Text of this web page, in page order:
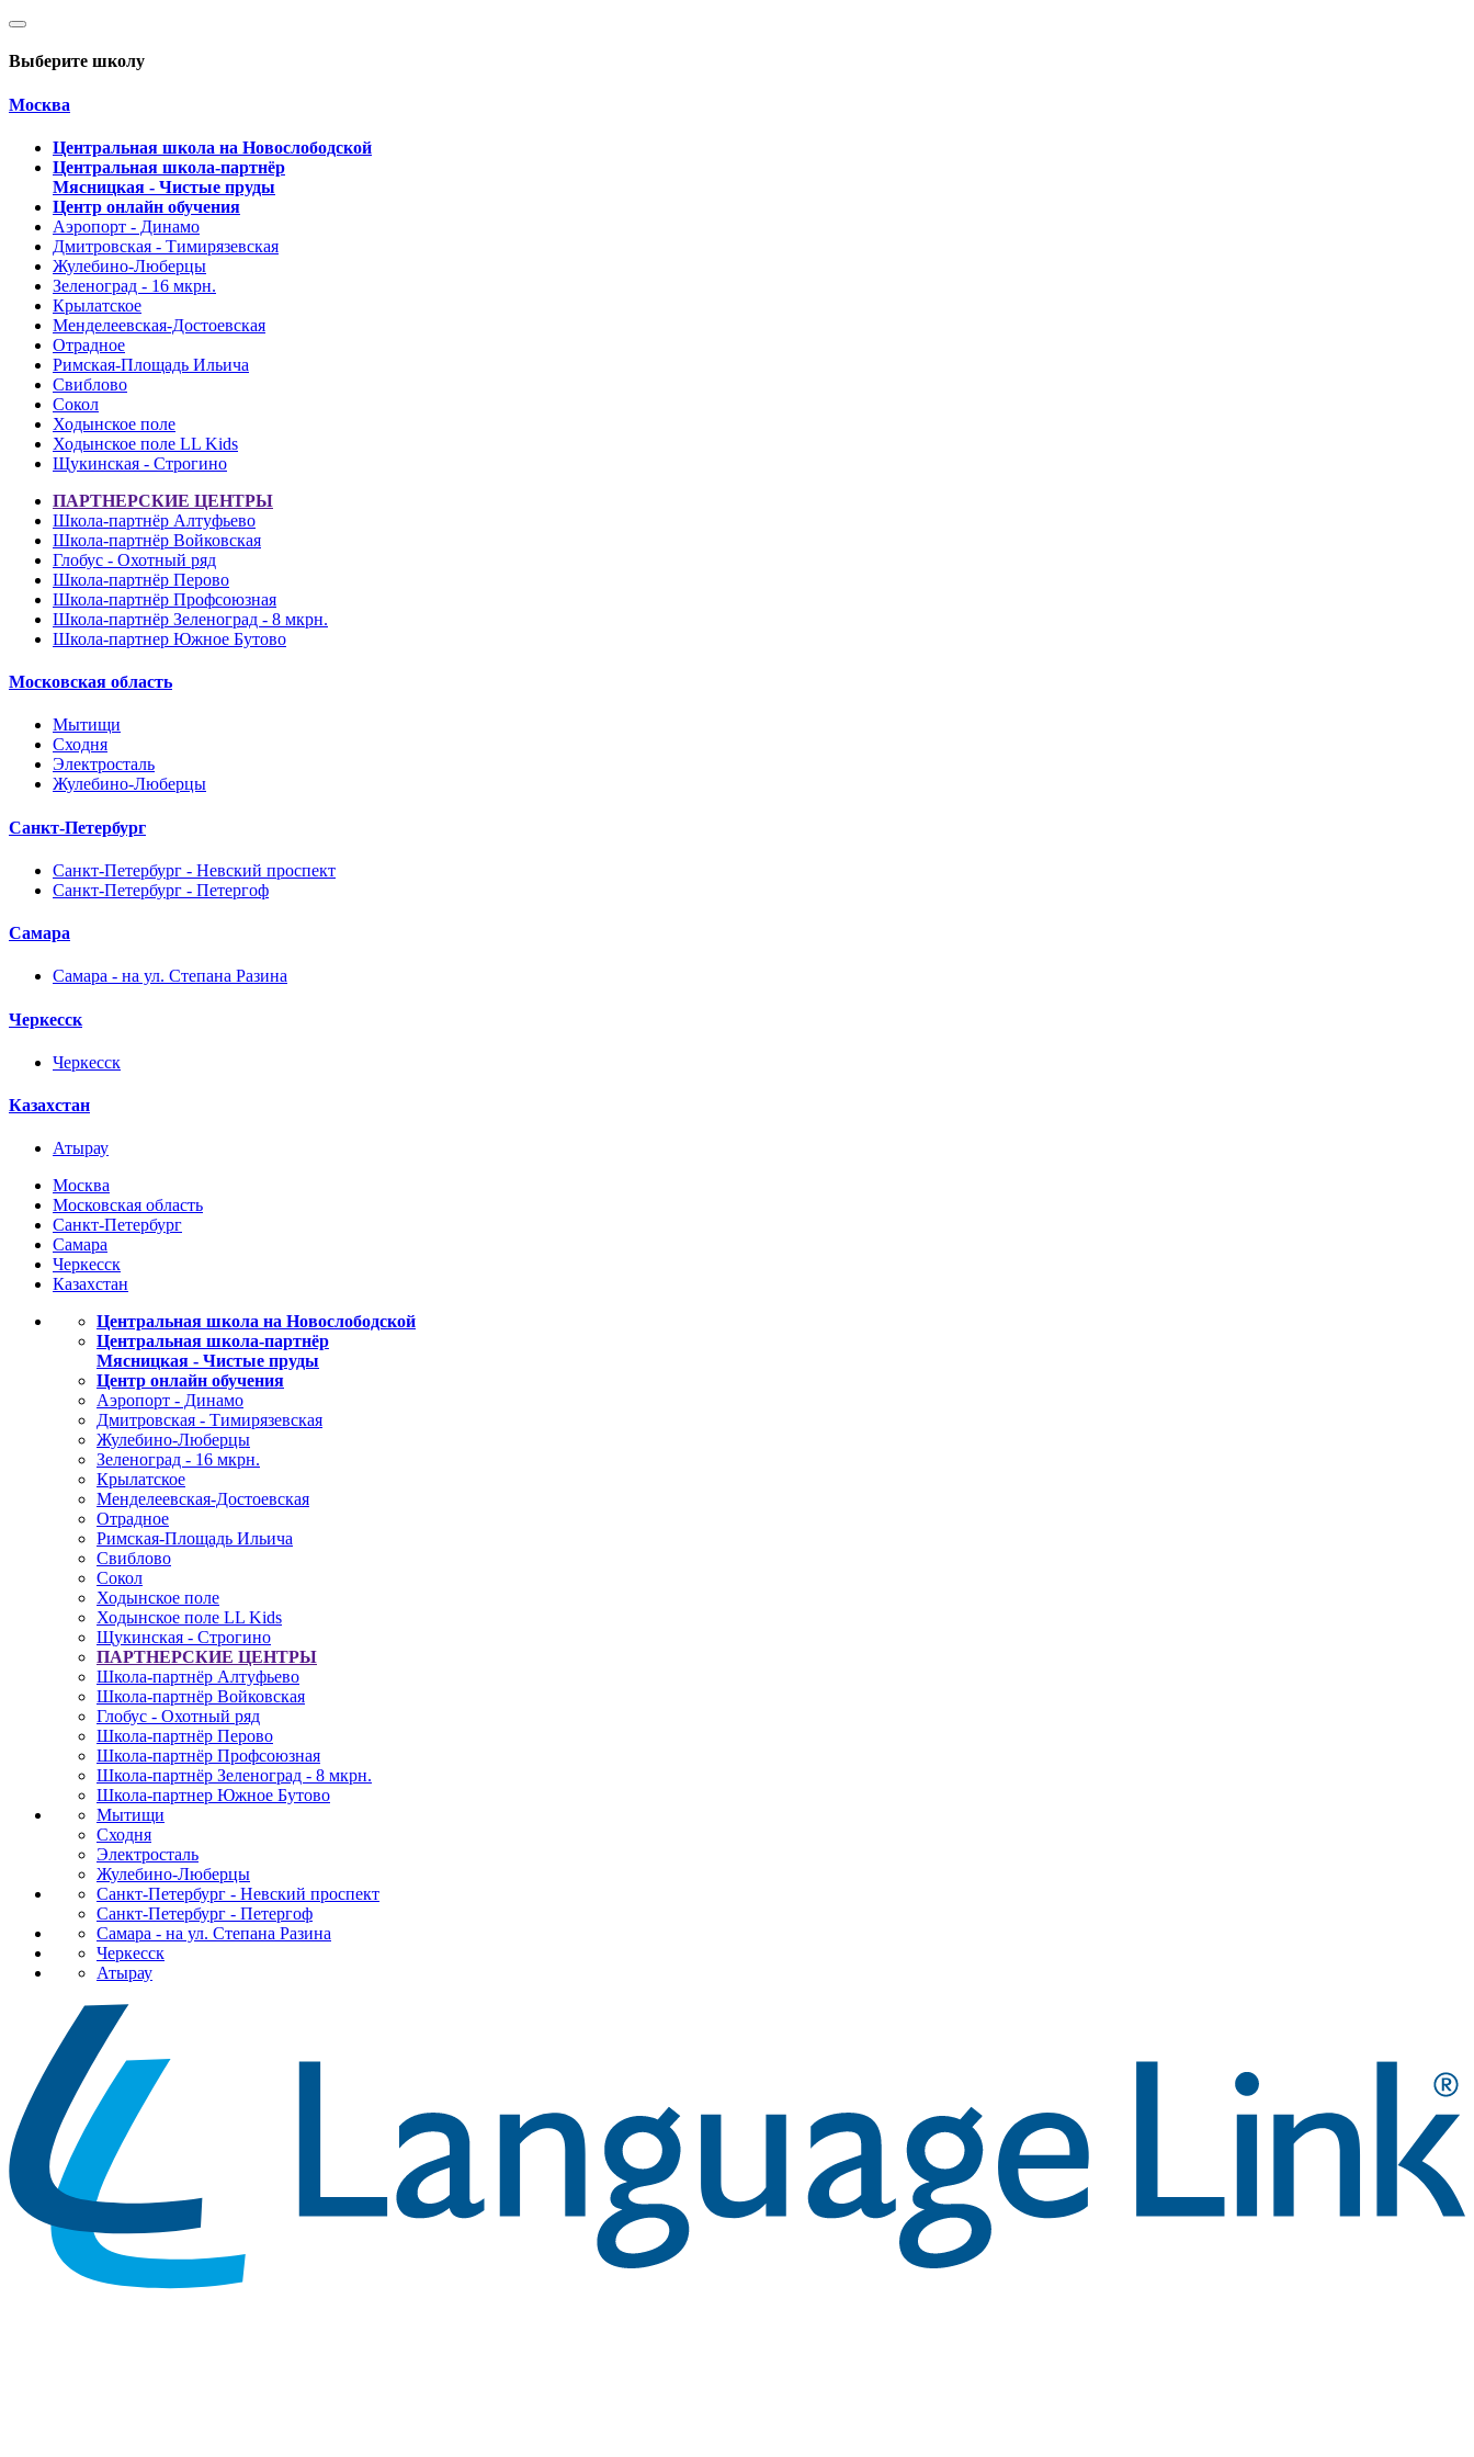
Выберите школу
Москва
Центральная школа на Новослободской
Центральная школа-партнёр
Мясницкая - Чистые пруды
Центр онлайн обучения
Аэропорт - Динамо
Дмитровская - Тимирязевская
Жулебино-Люберцы
Зеленоград - 16 мкрн.
Крылатское
Менделеевская-Достоевская
Отрадное
Римская-Площадь Ильича
Свиблово
Сокол
Ходынское поле
Ходынское поле LL Kids
Щукинская - Строгино
ПАРТНЕРСКИЕ ЦЕНТРЫ
Школа-партнёр Алтуфьево
Школа-партнёр Войковская
Глобус - Охотный ряд
Школа-партнёр Перово
Школа-партнёр Профсоюзная
Школа-партнёр Зеленоград - 8 мкрн.
Школа-партнер Южное Бутово
Московская область
Мытищи
Сходня
Электросталь
Жулебино-Люберцы
Санкт-Петербург
Санкт-Петербург - Невский проспект
Санкт-Петербург - Петергоф
Самара
Самара - на ул. Степана Разина
Черкесск
Черкесск
Казахстан
Атырау
Москва
Московская область
Санкт-Петербург
Самара
Черкесск
Казахстан
Центральная школа на Новослободской
Центральная школа-партнёр
Мясницкая - Чистые пруды
Центр онлайн обучения
Аэропорт - Динамо
Дмитровская - Тимирязевская
Жулебино-Люберцы
Зеленоград - 16 мкрн.
Крылатское
Менделеевская-Достоевская
Отрадное
Римская-Площадь Ильича
Свиблово
Сокол
Ходынское поле
Ходынское поле LL Kids
Щукинская - Строгино
ПАРТНЕРСКИЕ ЦЕНТРЫ
Школа-партнёр Алтуфьево
Школа-партнёр Войковская
Глобус - Охотный ряд
Школа-партнёр Перово
Школа-партнёр Профсоюзная
Школа-партнёр Зеленоград - 8 мкрн.
Школа-партнер Южное Бутово
Мытищи
Сходня
Электросталь
Жулебино-Люберцы
Санкт-Петербург - Невский проспект
Санкт-Петербург - Петергоф
Самара - на ул. Степана Разина
Черкесск
Атырау